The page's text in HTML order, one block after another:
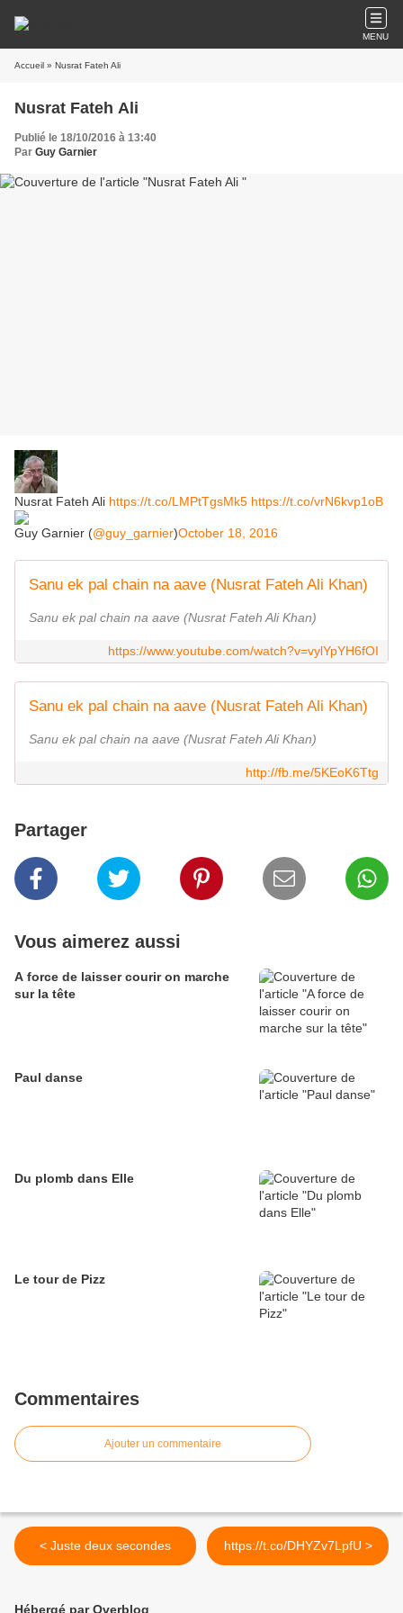
MENU
Accueil » Nusrat Fateh Ali
Nusrat Fateh Ali
Publié le 18/10/2016 à 13:40
Par Guy Garnier
Nusrat Fateh Ali https://t.co/LMPtTgsMk5 https://t.co/vrN6kvp1oB
Guy Garnier (@guy_garnier)October 18, 2016
Sanu ek pal chain na aave (Nusrat Fateh Ali Khan)
Sanu ek pal chain na aave (Nusrat Fateh Ali Khan)
https://www.youtube.com/watch?v=vylYpYH6fOI
Sanu ek pal chain na aave (Nusrat Fateh Ali Khan)
Sanu ek pal chain na aave (Nusrat Fateh Ali Khan)
http://fb.me/5KEoK6Ttg
Partager
Vous aimerez aussi
A force de laisser courir on marche
sur la tête
Paul danse
Du plomb dans Elle
Le tour de Pizz
Commentaires
Ajouter un commentaire
< Juste deux secondes https://t.co/DHYZv7LpfU >
Hébergé par Overblog